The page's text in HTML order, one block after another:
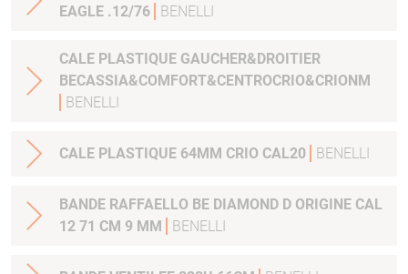
EAGLE .12/76
BENELLI
CALE PLASTIQUE GAUCHER&DROITIER
BECASSIA&COMFORT&CENTROCRIO&CRIONM
BENELLI
CALE PLASTIQUE 64MM CRIO CAL20 BENELLI
BANDE RAFFAELLO BE DIAMOND D ORIGINE CAL
12 71 CM 9 MM
BENELLI